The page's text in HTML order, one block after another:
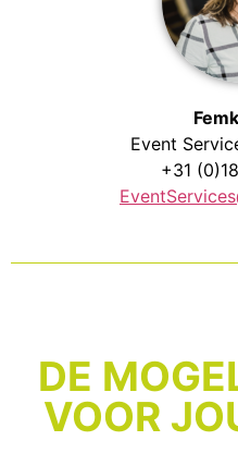
Event
+31
DE
VOOR